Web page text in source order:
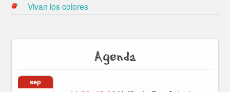
Vivan los colores
Agenda
sep